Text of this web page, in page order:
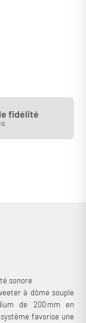
fidélité
sonore
à dôme souple
de 200 mm en
favorise une